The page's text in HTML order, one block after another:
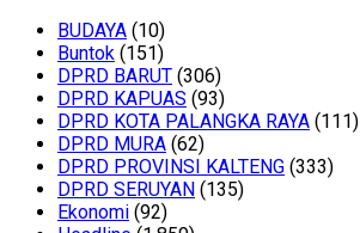
BUDAYA (10)
Buntok (151)
DPRD BARUT (306)
DPRD KAPUAS (93)
DPRD KOTA PALANGKA RAYA (111)
DPRD MURA (62)
DPRD PROVINSI KALTENG (333)
DPRD SERUYAN (135)
Ekonomi (92)